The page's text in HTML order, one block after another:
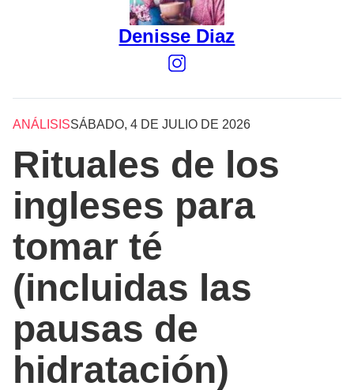
Denisse Diaz
ANÁLISISSÁBADO, 4 DE JULIO DE 2026
Rituales de los
ingleses para
tomar té
(incluidas las
pausas de
hidratación)